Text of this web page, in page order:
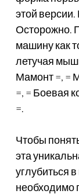
этой
Осторожно.
машину как
летучая
Мамонт =, =
=, = Боевая
=.
Чтобы
эта
углубиться
необходимо